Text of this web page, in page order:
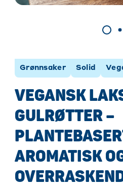
Grønnsaker Solid
VEGANSK
GULRØTTER –
AROMATISK